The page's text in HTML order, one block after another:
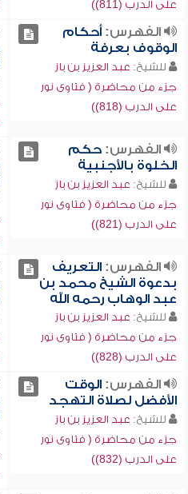
على الدرب (811))
الفهرس:أحكام
الوقوف بعرفة
للشيخ: عبد العزيز بن باز
جزء من محاضرة ( فتاوى نور
على الدرب (818))
الفهرس:حكم
الخلوة بالأجنبية
للشيخ: عبد العزيز بن باز
جزء من محاضرة ( فتاوى نور
على الدرب (821))
الفهرس:التعريف
بدعوة الشيخ محمد بن
عبد الوهاب رحمه الله
للشيخ: عبد العزيز بن باز
جزء من محاضرة ( فتاوى نور
على الدرب (828))
الفهرس:الوقت
الأفضل لصلاة التهجد
للشيخ: عبد العزيز بن باز
جزء من محاضرة ( فتاوى نور
على الدرب (832))